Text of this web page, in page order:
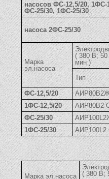
насосов ФС-12,5/20, 1ФС-
ФС-25/30, 1ФС-25/30
насоса 2ФС-25/30
Марка
эл.насоса
( 380 В; 50
мин )
Тип
ФС-12,5/20
1ФС-12,5/20
АИР80В2
ФС-25/30
1ФС-25/30
Марка эл.насоса
( 380 В;